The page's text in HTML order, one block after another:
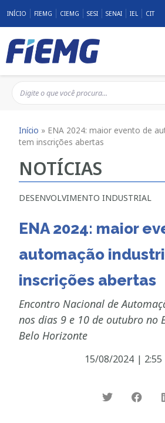
INÍCIO FIEMG CIEMG SESI SENAI IEL CIT
Início » ENA 2024: maior evento de
tem inscrições abertas
NOTÍCIAS
DESENVOLVIMENTO INDUSTRIAL
ENA 2024: maior
automação
inscrições abertas
Encontro Nacional de
nos dias 9 e 10 de outubro no
Belo Horizonte
15/08/2024 | 2:55